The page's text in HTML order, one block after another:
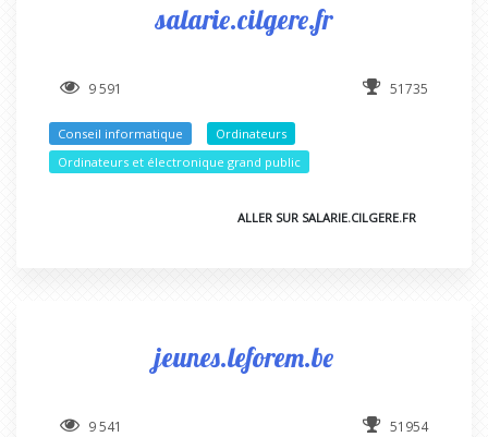
salarie.cilgere.fr
9 591 51735
Conseil informatique
Ordinateurs
Ordinateurs et électronique grand public
ALLER SUR SALARIE.CILGERE.FR
jeunes.leforem.be
9 541 51954